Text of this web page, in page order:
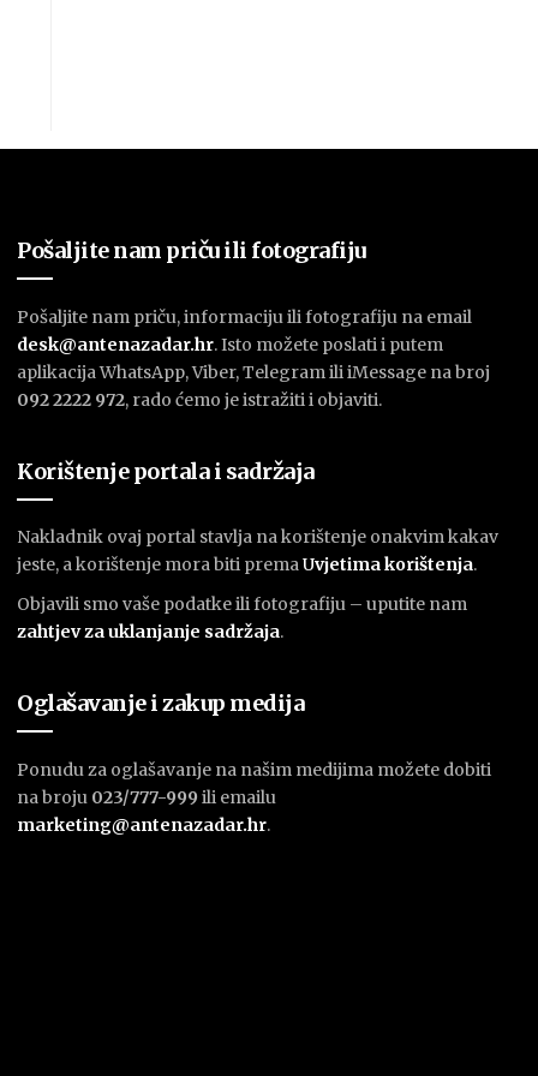
Pošaljite nam priču ili fotografiju
Pošaljite nam priču, informaciju ili fotografiju na email
desk@antenazadar.hr. Isto možete poslati i putem
aplikacija WhatsApp, Viber, Telegram ili iMessage na broj
092 2222 972, rado ćemo je istražiti i objaviti.
Korištenje portala i sadržaja
Nakladnik ovaj portal stavlja na korištenje onakvim kakav
jeste, a korištenje mora biti premaUvjetima korištenja.
Objavili smo vaše podatke ili fotografiju – uputite nam
zahtjev za uklanjanje sadržaja.
Oglašavanje i zakup medija
Ponudu za oglašavanje na našim medijima možete dobiti
na broju 023/777-999 ili emailu
marketing@antenazadar.hr.